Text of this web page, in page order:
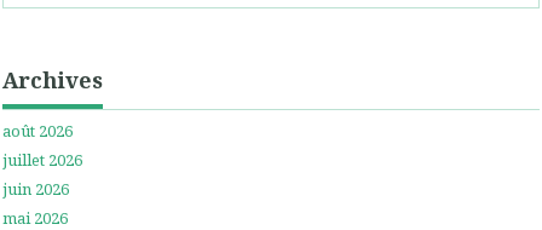
Archives
août 2026
juillet 2026
juin 2026
mai 2026